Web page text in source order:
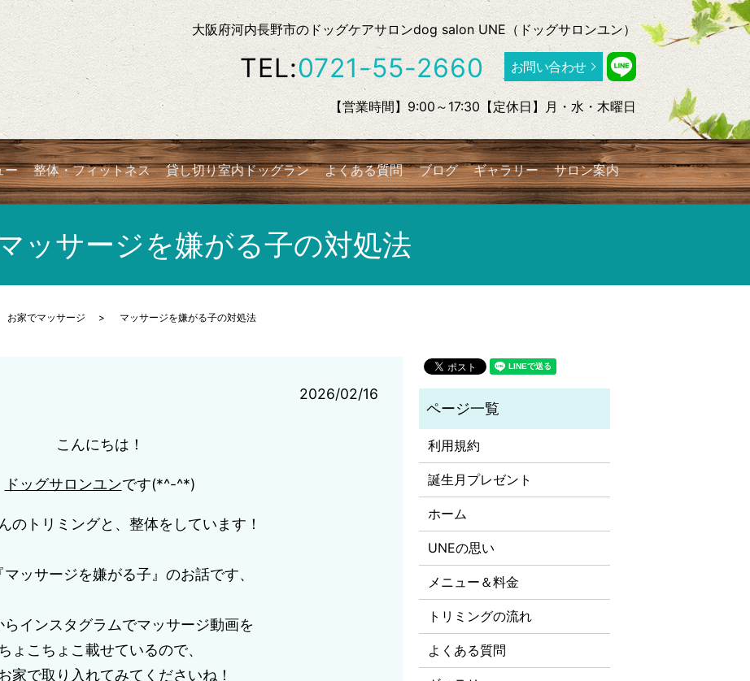
大阪府河内長野市のドッグケアサロンdog salon UNE（ドッグサロンユン）
TEL:0721-55-2660 お問い合わせ
【営業時間】9:00～17:30【定休日】月・水・木曜日
ー 整体・フィットネス 貸し切り室内ドッグラン よくある質問 ブログ ギャラリー サロン案内 search
ッサージを嫌がる子の対処法
お家でマッサージ マッサージを嫌がる子の対処法
2026/02/16
こんにちは！
ドッグサロンユンです(*^-^*)
のトリミングと、整体をしています！
ッサージを嫌がる子』のお話です、
らインスタグラムでマッサージ動画を
ょこちょこ載せているので、
家で取り入れてみてくださいね！
利用規約
誕生月プレゼント
ホーム
UNEの思い
メニュー＆料金
トリミングの流れ
よくある質問